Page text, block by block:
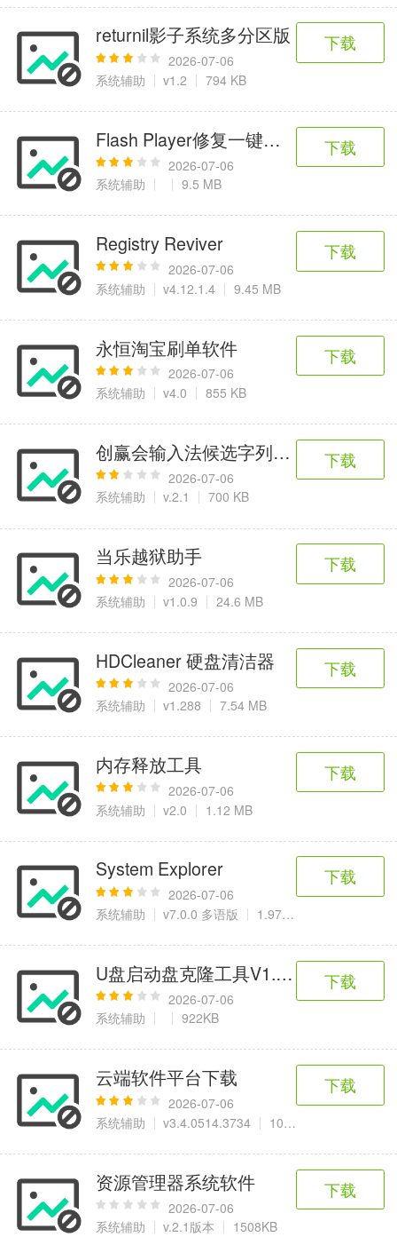
returnil影子系统多分区版
2026-07-06
系统辅助
v1.2 794 KB
下载
Flash Player修复一键快速安装包
2026-07-06
系统辅助
9.5 MB
下载
Registry Reviver
2026-07-06
系统辅助
v4.12.1.4 9.45 MB
下载
永恒淘宝刷单软件
2026-07-06
系统辅助
v4.0 855 KB
下载
创赢会输入法候选字列表系统软件
2026-07-06
系统辅助
v.2.1 700 KB
下载
当乐越狱助手
2026-07-06
系统辅助
v1.0.9 24.6 MB
下载
HDCleaner 硬盘清洁器
2026-07-06
系统辅助
v1.288 7.54 MB
下载
内存释放工具
2026-07-06
系统辅助
v2.0 1.12 MB
下载
System Explorer
2026-07-06
系统辅助
v7.0.0 多语版 1.97 MB
下载
U盘启动盘克隆工具V1.0.0
2026-07-06
系统辅助
922KB
下载
云端软件平台下载
2026-07-06
系统辅助
v3.4.0514.3734 10.9 MB
下载
资源管理器系统软件
2026-07-06
系统辅助
v.2.1版本 1508KB
下载